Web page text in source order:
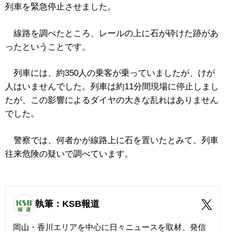
列車を緊急停止させました。
線路を調べたところ、レールの上に石が砕けた跡があ
ったということです。
列車には、約350人の乗客が乗っていましたが、けが
人はいませんでした。列車は約11分間現場に停止しまし
たが、この影響によるダイヤの大きな乱れはありません
でした。
警察では、何者かが線路上に石を置いたとみて、列車
往来危険の疑いで調べています。
執筆：KSB報道
岡山・香川エリアを中心に日々ニュースを取材、発信